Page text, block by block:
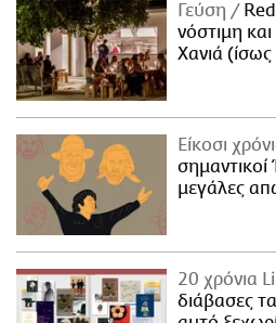
Γεύση
Red
νόστιμη
Χανιά
Είκοσι
σημαντικοί
μεγάλες
20 χρόνια
διάβασες